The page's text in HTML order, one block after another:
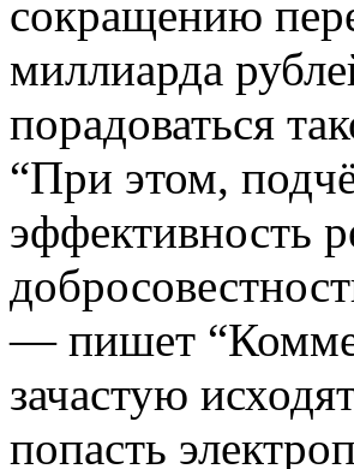
сокращению
миллиарда
порадоваться
“При этом,
эффективность
— пишет
зачастую
попасть